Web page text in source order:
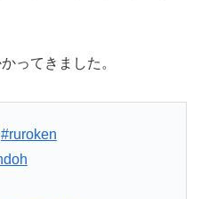
ってきました。
#ruroken